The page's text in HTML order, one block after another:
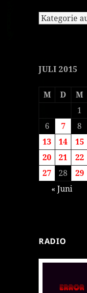
Kategorien
JULI 2015
M D M
1
6
7 8
13
14 15
20
21 22
27
28 29
« Juni
RADIO